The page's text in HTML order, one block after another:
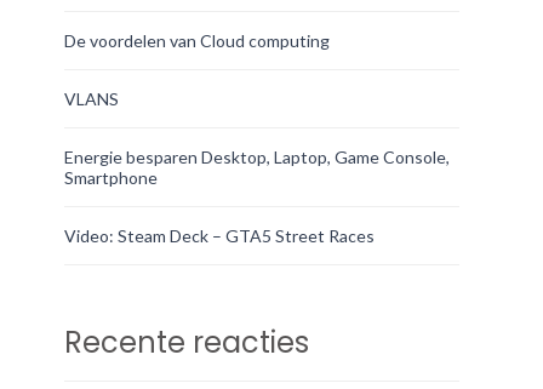
De voordelen van Cloud computing
VLANS
Energie besparen Desktop, Laptop, Game Console,
Smartphone
Video: Steam Deck – GTA5 Street Races
Recente reacties